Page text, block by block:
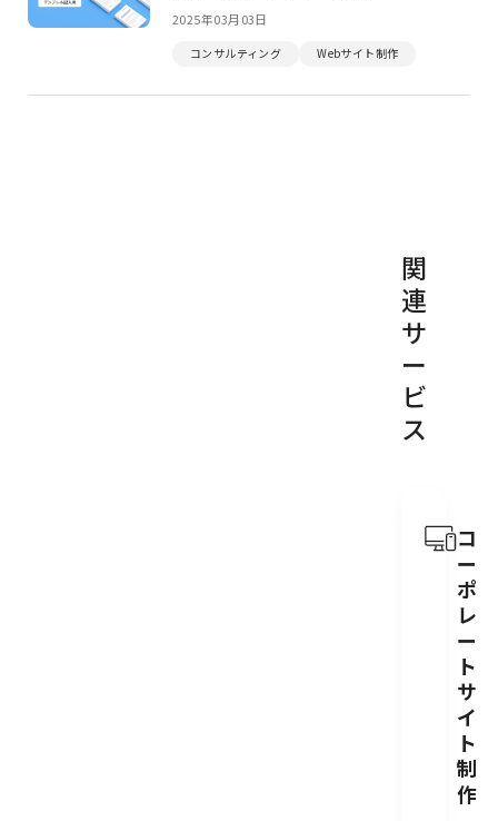
2025年03月03日
コンサルティング Webサイト制作
関
連
サ
ー
ビ
ス
コ
ー
ポ
レ
ー
ト
サ
イ
ト
制
作